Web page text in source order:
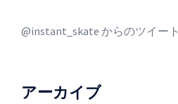
@instant_skate からのツイート
アーカイブ